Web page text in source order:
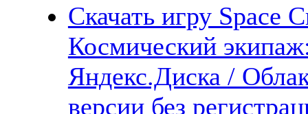
Скачать игру Space
Космический
Яндекс.Диска /
версии без